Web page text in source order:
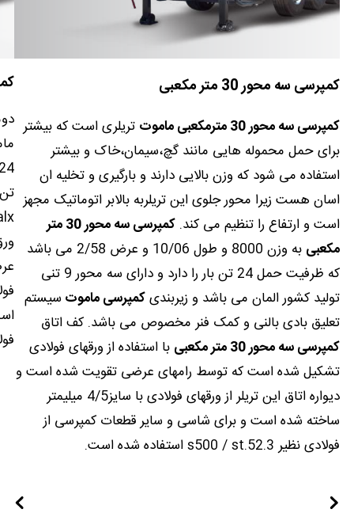
کمپرسی سه محور 30 متر مکعبی
کمپرسی سه محور 30 مترمکعبی ماموت
تریلری است که بیشتر
برای حمل محموله هایی مانند گچ،سیمان،خاک و بیشتر
استفاده می شود که وزن بالایی دارند و بارگیری و تخلیه ان
اسان هست زیرا محور جلوی این تریلربه بالابر اتوماتیک مجهز
است و ارتفاع را تنظیم می کند.
کمپرسی سه محور 30 متر
مکعبی
به وزن 8000 و طول 10/06 و عرض 2/58 می باشد
که ظرفیت حمل 24 تن بار را دارد و دارای سه محور 9 تنی
تولید کشور المان می باشد و زیربندیکمپرسی ماموتسیستم
تعلیق بادی بالنی و کمک فنر مخصوص می باشد. کف اتاق
کمپرسی سه محور 30 متر مکعبی
با استفاده از ورقهای فولادی
تشکیل شده است که توسط رامهای عرضی تقویت شده است و
دیواره اتاق این تریلر از ورقهای فولادی با سایز4/5 میلیمتر
ساخته شده است و برای شاسی و سایر قطعات کمپرسی از
فولادی نظیر s500 / st.52.3 استفاده شده است.